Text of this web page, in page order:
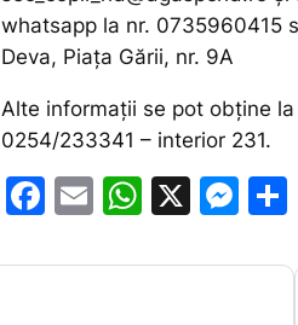
whatsapp la nr. 0735960415
Deva, Piața Gării, nr. 9A
Alte informații se pot obține
0254/233341 – interior 231.
F
c
E
ai
W
at
X
M
s